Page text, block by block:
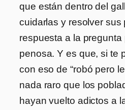
que están dentro del
cuidarlas y resolver sus
respuesta a la pregunta
penosa. Y es que, si te
con eso de “robó pero
nada raro que los
hayan vuelto adictos a